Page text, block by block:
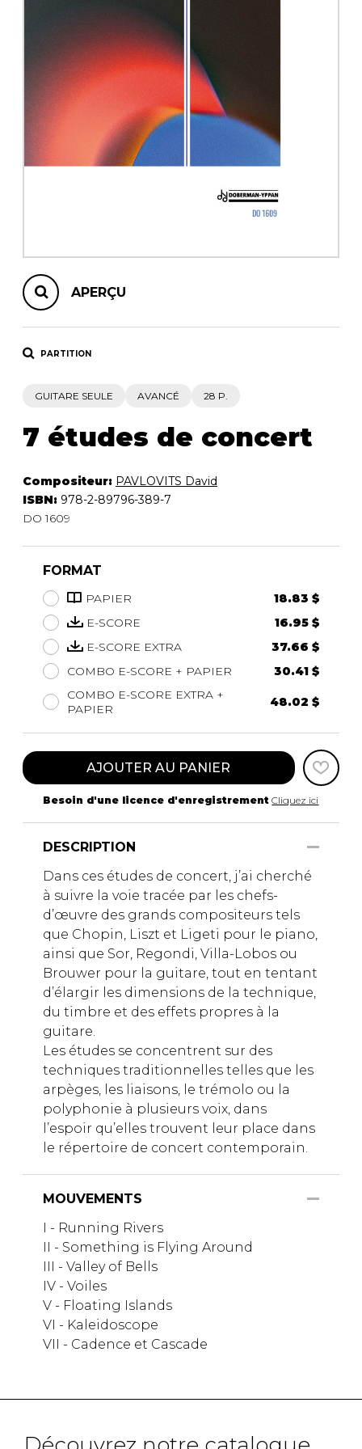
AUTRES PRODUITS
APERÇU
PARTITION
GUITARE SEULE AVANCÉ 28 P.
7 études de concert
Compositeur: PAVLOVITS David
ISBN: 978-2-89796-389-7
DO 1609
FORMAT
PAPIER
18.83 $
E-SCORE
16.95 $
E-SCORE EXTRA
37.66 $
COMBO E-SCORE + PAPIER
30.41 $
COMBO E-SCORE EXTRA +
PAPIER
48.02 $
AJOUTER AU PANIER
Besoin d'une licence d'enregistrement Cliquez ici
DESCRIPTION
Dans ces études de concert, j’ai cherché
à suivre la voie tracée par les chefs-
d’œuvre des grands compositeurs tels
que Chopin, Liszt et Ligeti pour le piano,
ainsi que Sor, Regondi, Villa-Lobos ou
Brouwer pour la guitare, tout en tentant
d’élargir les dimensions de la technique,
du timbre et des effets propres à la
guitare.
Les études se concentrent sur des
techniques traditionnelles telles que les
arpèges, les liaisons, le trémolo ou la
polyphonie à plusieurs voix, dans
l’espoir qu’elles trouvent leur place dans
le répertoire de concert contemporain.
MOUVEMENTS
I - Running Rivers
II - Something is Flying Around
III - Valley of Bells
IV - Voiles
V - Floating Islands
VI - Kaleidoscope
VII - Cadence et Cascade